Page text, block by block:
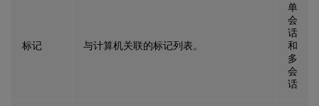
标记 与计算机关联的标记列表。
单
会
话
和
多
会
话